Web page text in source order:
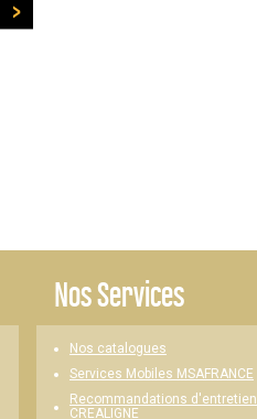
Nos Services
Nos catalogues
Services Mobiles MSAFRANCE
Recommandations d'entretien
CREALIGNE